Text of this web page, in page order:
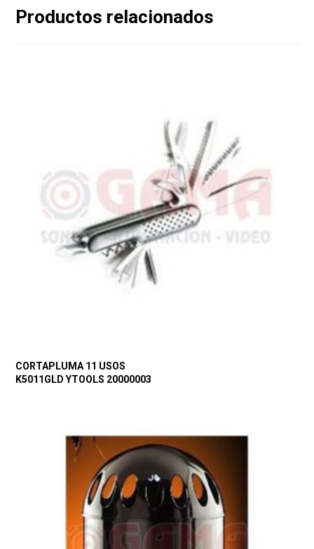
Productos relacionados
CORTAPLUMA 11 USOS
K5011GLD YTOOLS 20000003